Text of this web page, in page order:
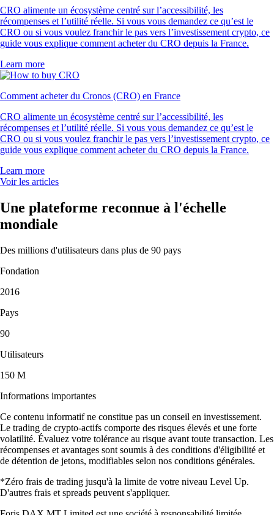
CRO alimente un écosystème centré sur l’accessibilité, les
récompenses et l’utilité réelle. Si vous vous demandez ce qu’est le
CRO ou si vous voulez franchir le pas vers l’investissement crypto, ce
guide vous explique comment acheter du CRO depuis la France.
Learn more
Comment acheter du Cronos (CRO) en France
CRO alimente un écosystème centré sur l’accessibilité, les
récompenses et l’utilité réelle. Si vous vous demandez ce qu’est le
CRO ou si vous voulez franchir le pas vers l’investissement crypto, ce
guide vous explique comment acheter du CRO depuis la France.
Learn more
Voir les articles
Une plateforme reconnue à l'échelle
mondiale
Des millions d'utilisateurs dans plus de 90 pays
Fondation
2016
Pays
90
Utilisateurs
150 M
Informations importantes
Ce contenu informatif ne constitue pas un conseil en investissement.
Le trading de crypto-actifs comporte des risques élevés et une forte
volatilité. Évaluez votre tolérance au risque avant toute transaction. Les
récompenses et avantages sont soumis à des conditions d'éligibilité et
de détention de jetons, modifiables selon nos conditions générales.
*Zéro frais de trading jusqu'à la limite de votre niveau Level Up.
D'autres frais et spreads peuvent s'appliquer.